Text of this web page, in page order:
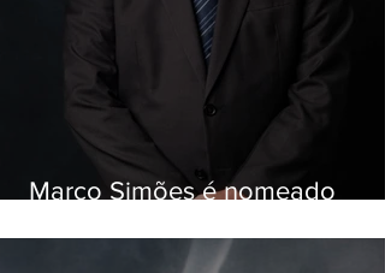
Marco Simões é nomeado